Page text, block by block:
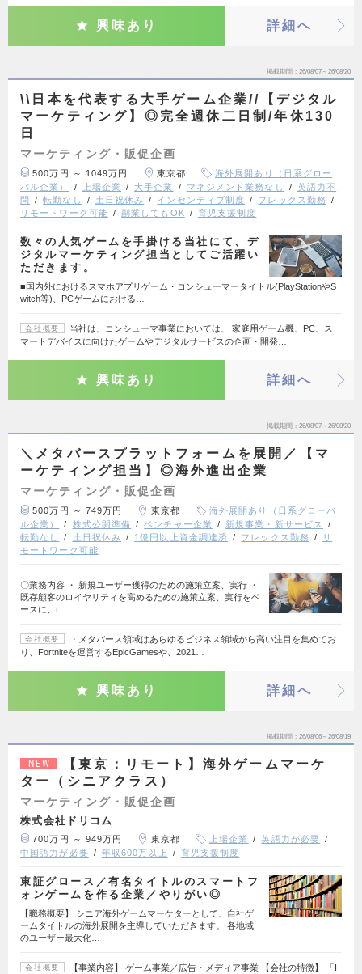
興味あり 詳細へ
掲載期間 26/08/07～26/08/20
\\日本を代表する大手ゲーム企業//【デジタル
マーケティング】◎完全週休二日制/年休130
日
マーケティング・販促企画
500万円 ～ 1049万円 東京都
海外展開あり（日系グロー
バル企業）
上場企業 大手企業 マネジメント業務なし
英語力不
問
転勤なし 土日祝休み インセンティブ制度
フレックス勤務
リモートワーク可能
副業してもOK 育児支援制度
数々の人気ゲームを手掛ける当社にて、デ
ジタルマーケティング担当としてご活躍い
ただきます。
■国内外におけるスマホアプリゲーム・コンシューマータイトル(PlayStationやS
witch等)、PCゲームにおける…
会社概要
当社は、コンシューマ事業においては、 家庭用ゲーム機、PC、ス
マートデバイスに向けたゲームやデジタルサービスの企画・開発…
興味あり 詳細へ
掲載期間 26/08/07～26/08/20
＼メタバースプラットフォームを展開／【マ
ーケティング担当】◎海外進出企業
マーケティング・販促企画
500万円 ～ 749万円 東京都
海外展開あり（日系グローバ
ル企業）
株式公開準備 ベンチャー企業
新規事業・新サービス
転勤なし
土日祝休み 1億円以上資金調達済 フレックス勤務
リ
モートワーク可能
〇業務内容 ・ 新規ユーザー獲得のための施策立案、実行 ・
既存顧客のロイヤリティを高めるための施策立案、実行をベ
ースに、t…
会社概要
・メタバース領域はあらゆるビジネス領域から高い注目を集めてお
り、Fortniteを運営するEpicGamesや、2021…
興味あり 詳細へ
掲載期間 26/08/06～26/08/19
NEW
【東京：リモート】海外ゲームマーケ
ター（シニアクラス）
マーケティング・販促企画
株式会社ドリコム
700万円 ～ 949万円 東京都 上場企業
英語力が必要
中国語力が必要
年収600万以上 育児支援制度
東証グロース／有名タイトルのスマートフ
ォンゲームを作る企業／やりがい◎
【職務概要】 シニア海外ゲームマーケターとして、自社ゲ
ームタイトルの海外展開を主導していただきます。 各地域
のユーザー最大化…
会社概要
【事業内容】 ゲーム事業／広告・メディア事業 【会社の特徴】 「I